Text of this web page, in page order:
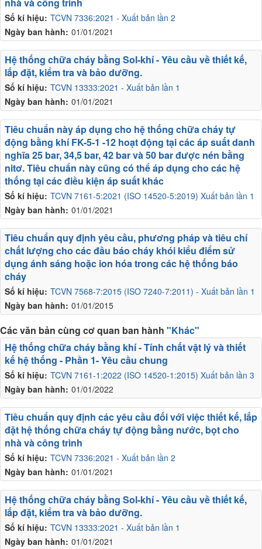
Số kí hiệu: TCVN 7336:2021 - Xuất bản lần 2
Ngày ban hành: 01/01/2021
Số kí hiệu: TCVN 13333:2021 - Xuất bản lần 1
Ngày ban hành: 01/01/2021
Hệ thống chữa cháy bằng Sol-khí - Yêu cầu về thiết kế,
lắp đặt, kiểm tra và bảo dưỡng.
Số kí hiệu: TCVN 7161-5:2021 (ISO 14520-5:2019) Xuất bản lần 1
Ngày ban hành: 01/01/2021
Tiêu chuẩn này áp dụng cho hệ thống chữa cháy tự
động bằng khí FK-5-1 -12 hoạt động tại các áp suất danh
nghĩa 25 bar, 34,5 bar, 42 bar và 50 bar được nén bằng
nitơ. Tiêu chuẩn này cũng có thể áp dụng cho các hệ
thống tại các điều kiện áp suất khác
Số kí hiệu: TCVN 7568-7:2015 (ISO 7240-7:2011) - Xuất bản lần 1
Ngày ban hành: 01/01/2015
Tiêu chuẩn quy định yêu cầu, phương pháp và tiêu chí
chất lượng cho các đầu báo cháy khói kiểu điểm sử
dụng ánh sáng hoặc ion hóa trong các hệ thống báo
cháy
Các văn bản cùng cơ quan ban hành "Khác"
Số kí hiệu: TCVN 7161-1:2022 (ISO 14520-1:2015) Xuất bản lần 3
Ngày ban hành: 01/01/2022
Hệ thống chữa cháy bằng khí - Tính chất vật lý và thiết
kế hệ thống - Phần 1- Yêu cầu chung
Số kí hiệu: TCVN 7336:2021 - Xuất bản lần 2
Ngày ban hành: 01/01/2021
Tiêu chuẩn quy định các yêu cầu đối với việc thiết kế, lắp
đặt hệ thống chữa cháy tự động bằng nước, bọt cho
nhà và công trình
Số kí hiệu: TCVN 13333:2021 - Xuất bản lần 1
Ngày ban hành: 01/01/2021
Hệ thống chữa cháy bằng Sol-khí - Yêu cầu về thiết kế,
lắp đặt, kiểm tra và bảo dưỡng.